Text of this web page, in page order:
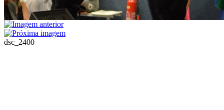
dsc_2400